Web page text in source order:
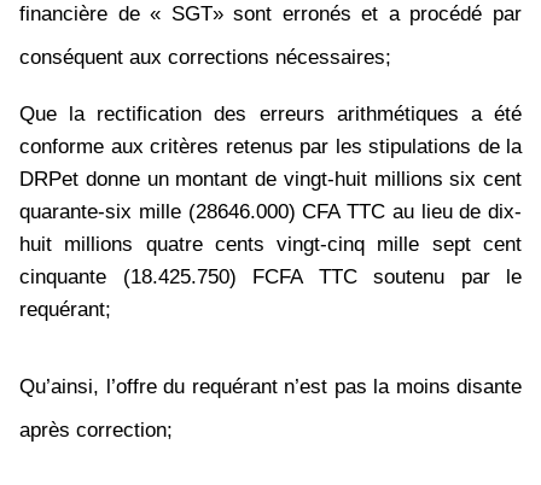
financière de « SGT» sont erronés et a procédé par
conséquent aux corrections nécessaires;
Que la rectification des erreurs arithmétiques a été
conforme aux critères retenus par les stipulations de la
DRPet donne un montant de vingt-huit millions six cent
quarante-six mille (28646.000) CFA TTC au lieu de dix-
huit millions quatre cents vingt-cinq mille sept cent
cinquante (18.425.750) FCFA TTC soutenu par le
requérant;
Qu’ainsi, l’offre du requérant n’est pas la moins disante
après correction;